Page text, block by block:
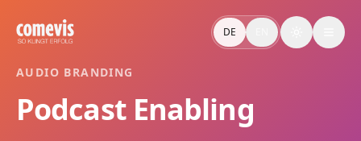
Podcast Enabling liefert Audio-Assets, Tools und
Podcast Enabling: Produce Brand Podcasts Efficiently
Podcast Enabling by comevis: a system of audio assets,
DE Toggle
AUDIO BRANDING
Podcast Enabling